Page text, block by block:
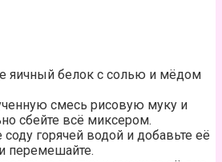
яичный белок с солью и мёдом
смесь рисовую муку и
сбейте всё миксером.
соду горячей водой и добавьте её
перемешайте.